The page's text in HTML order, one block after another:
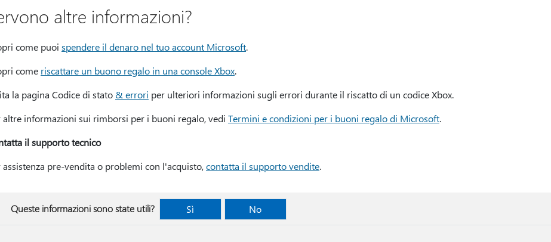
altre informazioni?
come puoi spendere il denaro nel tuo account Microsoft.
come riscattare un buono regalo in una console Xbox.
la pagina Codice di stato & errori per ulteriori informazioni sugli errori durante il riscatto di un codice Xbox.
altre informazioni sui rimborsi per i buoni regalo, vedi Termini e condizioni per i buoni regalo di Microsoft.
il supporto tecnico
assistenza pre-vendita o problemi con l'acquisto,contatta il supporto vendite.
Queste informazioni sono state utili? Sì No